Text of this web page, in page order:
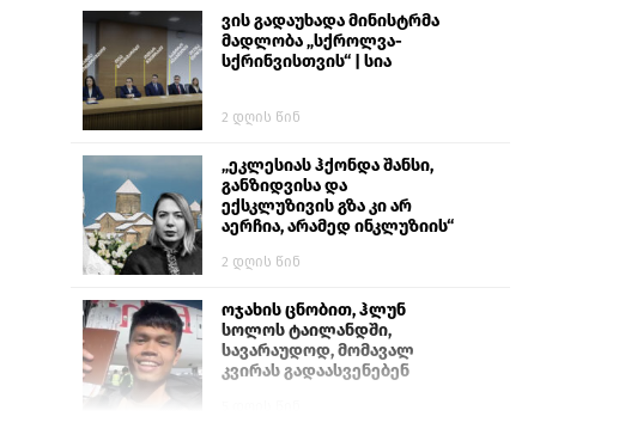
ვის გადაუხადა მინისტრმა
მადლობა „სქროლვა-
სქრინვისთვის“ | სია
2 დღის წინ
„ეკლესიას ჰქონდა შანსი,
განზიდვისა და
ექსკლუზივის გზა კი არ
აერჩია, არამედ ინკლუზიის“
2 დღის წინ
ოჯახის ცნობით, ჰლუნ
სოლოს ტაილანდში,
სავარაუდოდ, მომავალ
კვირას გადაასვენებენ